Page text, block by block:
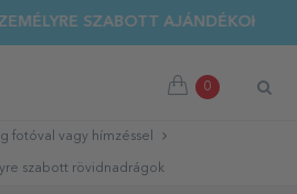
SZABOTT AJÁNDÉKOKAT!
0
fotóval vagy hímzéssel
szabott rövidnadrágok